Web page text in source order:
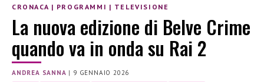
CRONACA | PROGRAMMI | TELEVISIONE
La nuova edizione di Belve Crime
quando va in onda su Rai 2
ANDREA SANNA | 9 GENNAIO 2026